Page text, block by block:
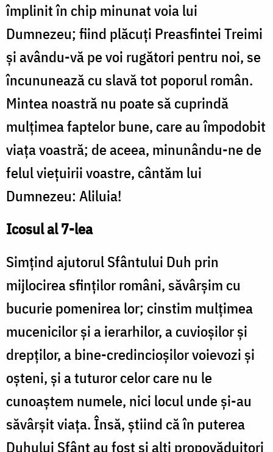
împlinit în chip minunat voia lui
Dumnezeu; fiind plăcuţi Preasfintei Treimi
şi avându-vă pe voi rugători pentru noi, se
încununează cu slavă tot poporul român.
Mintea noastră nu poate să cuprindă
mulţimea faptelor bune, care au împodobit
viaţa voastră; de aceea, minunându-ne de
felul vieţuirii voastre, cântăm lui
Dumnezeu: Aliluia!
Icosul al 7-lea
Simţind ajutorul Sfântului Duh prin
mijlocirea sfinţilor români, săvârşim cu
bucurie pomenirea lor; cinstim mulţimea
mucenicilor şi a ierarhilor, a cuvioşilor şi
drepţilor, a bine-credincioşilor voievozi şi
oşteni, şi a tuturor celor care nu le
cunoaştem numele, nici locul unde şi-au
săvârşit viaţa. Însă, ştiind că în puterea
Duhului Sfânt au fost şi alţi propovăduitori